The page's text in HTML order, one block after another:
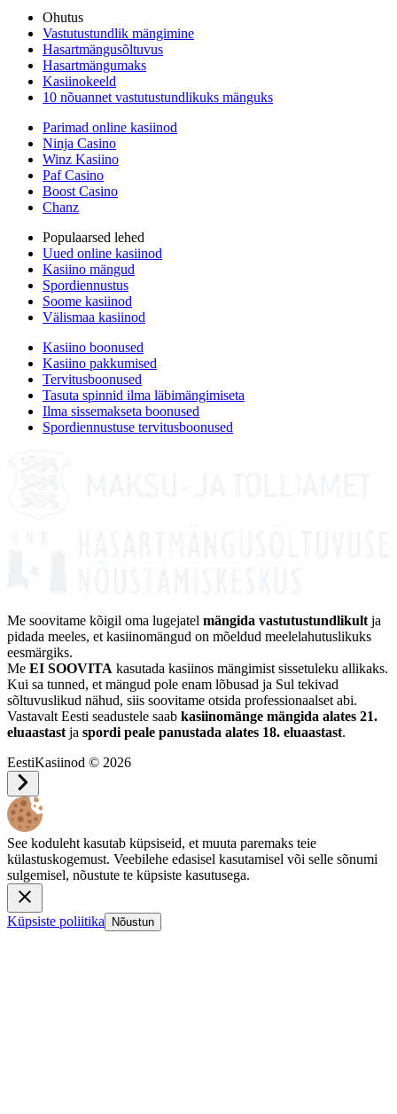
Ohutus
Vastutustundlik mängimine
Hasartmängusõltuvus
Hasartmängumaks
Kasiinokeeld
10 nõuannet vastutustundlikuks mänguks
Parimad online kasiinod
Ninja Casino
Winz Kasiino
Paf Casino
Boost Casino
Chanz
Populaarsed lehed
Uued online kasiinod
Kasiino mängud
Spordiennustus
Soome kasiinod
Välismaa kasiinod
Kasiino boonused
Kasiino pakkumised
Tervitusboonused
Tasuta spinnid ilma läbimängimiseta
Ilma sissemakseta boonused
Spordiennustuse tervitusboonused
Me soovitame kõigil oma lugejatel mängida vastutustundlikult ja
pidada meeles, et kasiinomängud on mõeldud meelelahutuslikuks
eesmärgiks.
Me EI SOOVITA kasutada kasiinos mängimist sissetuleku allikaks.
Kui sa tunned, et mängud pole enam lõbusad ja Sul tekivad
sõltuvuslikud nähud, siis soovitame otsida professionaalset abi.
Vastavalt Eesti seadustele saab kasiinomänge mängida alates 21.
eluaastast ja spordi peale panustada alates 18. eluaastast.
EestiKasiinod © 2026
See koduleht kasutab küpsiseid, et muuta paremaks teie
külastuskogemust. Veebilehe edasisel kasutamisel või selle sõnumi
sulgemisel, nõustute te küpsiste kasutusega.
Küpsiste poliitika Nõustun